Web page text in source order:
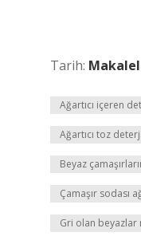
Tarih:
Ağartıcı içeren
Ağartıcı toz
Beyaz
Çamaşır sodası
Gri olan beyazlar